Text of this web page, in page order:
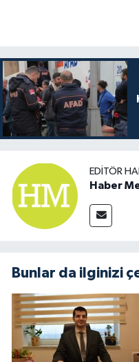
EDITÖR
Haber
Bunlar da ilginizi